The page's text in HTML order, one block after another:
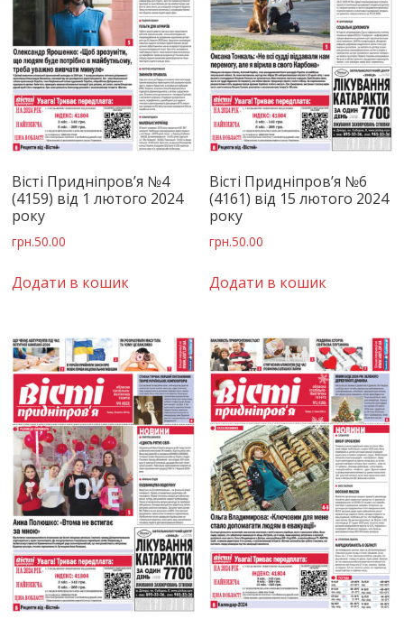
Вісті Придніпров’я №4
(4159) від 1 лютого 2024
року
грн.50.00
Додати в кошик
Вісті Придніпров’я №6
(4161) від 15 лютого 2024
року
грн.50.00
Додати в кошик